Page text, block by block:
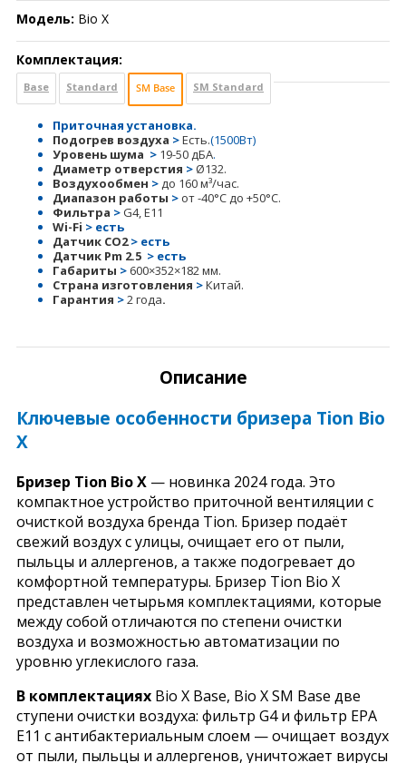
Модель: Bio X
Комплектация:
Base Standard SM Base SM Standard
Приточная установка.
Подогрев воздуха >Есть.(1500Вт)
Уровень шума > 19-50 дБА.
Диаметр отверстия >Ø132.
Воздухообмен >до 160 м³/час.
Диапазон работы > от -40°С до +50°С.
Фильтра > G4, E11
Wi-Fi > есть
Датчик СО2> есть
Датчик Pm 2.5 > есть
Габариты > 600×352×182 мм.
Страна изготовления >Китай.
Гарантия >2года.
Описание
Ключевые особенности бризера Tion Bio
X
Бризер Tion Bio X — новинка 2024 года. Это
компактное устройство приточной вентиляции с
очисткой воздуха бренда Tion. Бризер подаёт
свежий воздух с улицы, очищает его от пыли,
пыльцы и аллергенов, а также подогревает до
комфортной температуры. Бризер Tion Bio X
представлен четырьмя комплектациями, которые
между собой отличаются по степени очистки
воздуха и возможностью автоматизации по
уровню углекислого газа.
В комплектациях Bio X Base, Bio X SM Base две
ступени очистки воздуха: фильтр G4 и фильтр ЕРА
Е11 с антибактериальным слоем — очищает воздух
от пыли, пыльцы и аллергенов, уничтожает вирусы